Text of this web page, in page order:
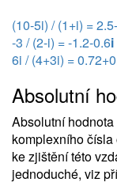
(10-5i) / (1+i) =
-3 / (2-i) = -1.2-0.6i
6i / (4+3i) =
Absolutní
Absolutní
komplexního
ke zjištění této
jednoduché, viz